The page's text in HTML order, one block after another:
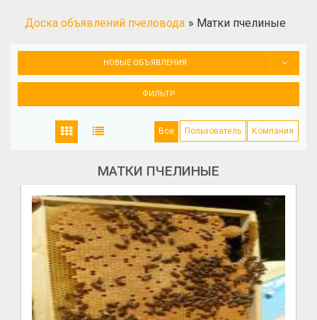
Поиск
Доска объявлений пчеловода » Матки пчелиные
НОВЫЕ ОБЪЯВЛЕНИЯ
ФИЛЬТР
Все Пользователь Компания
МАТКИ ПЧЕЛИНЫЕ